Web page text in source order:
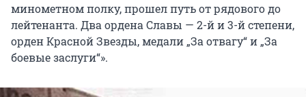
минометном полку, прошел путь от рядового до
лейтенанта. Два ордена Славы — 2-й и 3-й степени,
орден Красной Звезды, медали „За отвагу“ и „За
боевые заслуги“».